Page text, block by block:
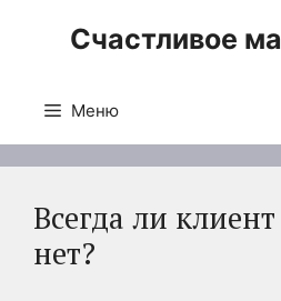
Счастливое
Меню
Всегда ли
нет?